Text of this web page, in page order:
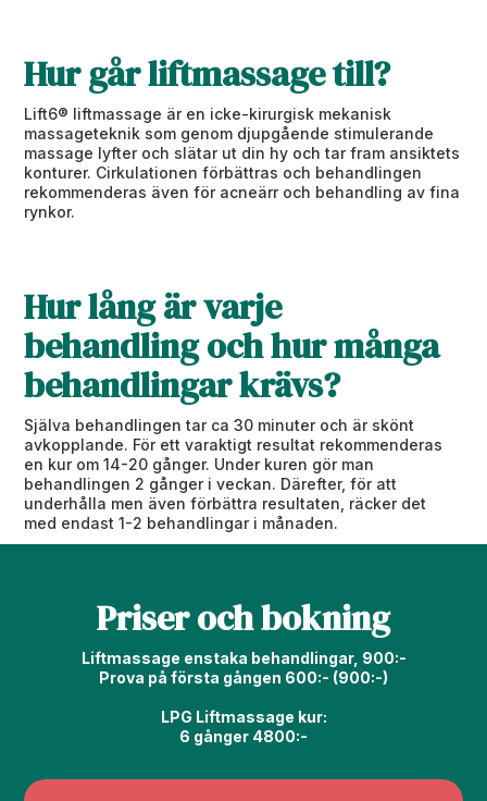
Hur går liftmassage till?
Lift6® liftmassage är en icke-kirurgisk mekanisk
massageteknik som genom djupgående stimulerande
massage lyfter och slätar ut din hy och tar fram ansiktets
konturer. Cirkulationen förbättras och behandlingen
rekommenderas även för acneärr och behandling av fina
rynkor.
Hur lång är varje
behandling och hur många
behandlingar krävs?
Själva behandlingen tar ca 30 minuter och är skönt
avkopplande. För ett varaktigt resultat rekommenderas
en kur om 14-20 gånger. Under kuren gör man
behandlingen 2 gånger i veckan. Därefter, för att
underhålla men även förbättra resultaten, räcker det
med endast 1-2 behandlingar i månaden.
Priser och bokning
Liftmassage enstaka behandlingar, 900:-
Prova på första gången 600:- (900:-)
LPG Liftmassage kur:
6 gånger 4800:-